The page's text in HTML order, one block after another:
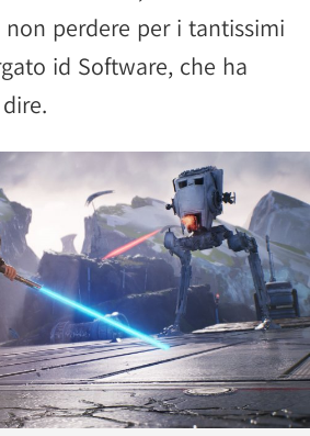
perdere per i tantissimi
id Software, che ha